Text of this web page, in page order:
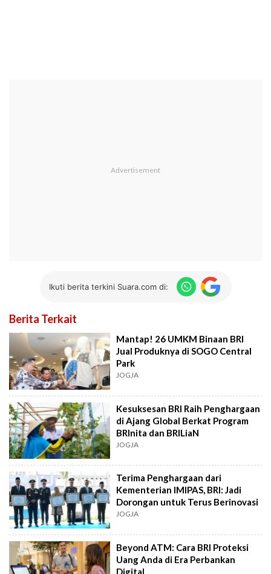
Ikuti berita terkini Suara.com di:
Berita Terkait
Mantap! 26 UMKM Binaan BRI
Jual Produknya di SOGO Central
Park
JOGJA
Kesuksesan BRI Raih Penghargaan
di Ajang Global Berkat Program
BRInita dan BRILiaN
JOGJA
Terima Penghargaan dari
Kementerian IMIPAS, BRI: Jadi
Dorongan untuk Terus Berinovasi
JOGJA
Beyond ATM: Cara BRI Proteksi
Uang Anda di Era Perbankan
Digital